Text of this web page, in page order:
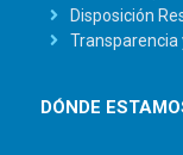
Disposición
Transparencia
DÓNDE